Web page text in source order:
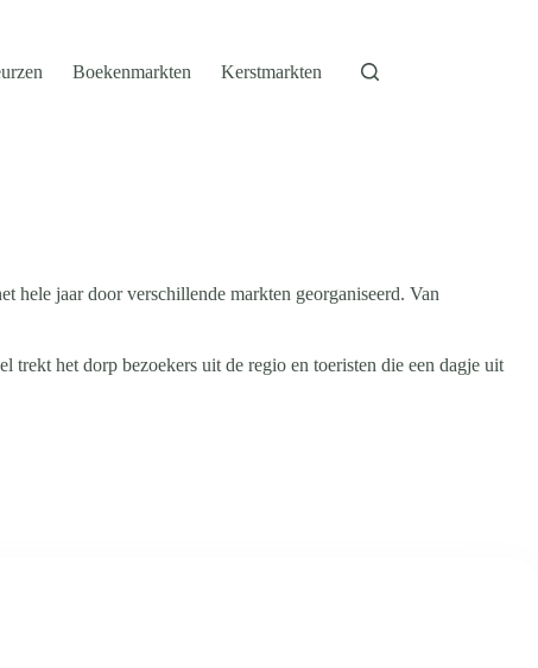
Boekenmarkten Kerstmarkten
hele jaar door verschillende markten georganiseerd. Van
het dorp bezoekers uit de regio en toeristen die een dagje uit